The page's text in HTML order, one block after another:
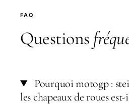
FAQ
Questions
Pourquoi motogp :
les chapeaux de roues